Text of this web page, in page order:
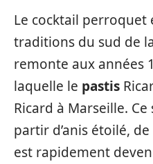
Le cocktail perroquet
traditions du sud de
remonte aux années
laquelle le pastis
Ricard à Marseille.
partir d’anis étoilé,
est rapidement